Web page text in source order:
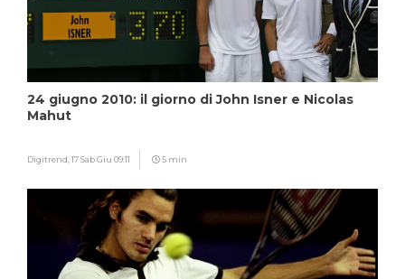
24 giugno 2010: il giorno di John Isner e Nicolas
Mahut
Digitrend,17 Sab Giu 09:11 5 min